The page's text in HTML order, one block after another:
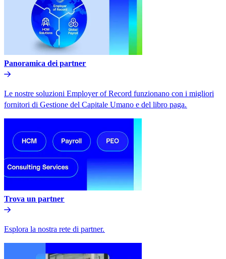
Panoramica dei partner​​
Le nostre soluzioni Employer of Record funzionano con i migliori
fornitori di Gestione del Capitale Umano e del libro paga.​​
Trova un partner​​
Esplora la nostra rete di partner.​​